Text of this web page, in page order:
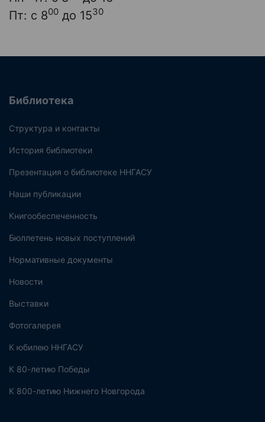
Пт: с 800 до 1530
Библиотека
Структура и контакты
История библиотеки
Презентация о библиотеке ННГАСУ
Наши публикации
Книгообеспеченность
Бюллетень новых поступлений
Нормативные документы
Новости
Выставки
Фотогалерея
К юбилею ННГАСУ
К 80-летию Победы
К 800-летию Нижнего Новгорода